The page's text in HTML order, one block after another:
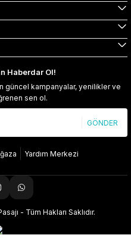
Haberdar Ol!
güncel kampanyalar, yenilikler ve
sen ol.
GÖNDER
Yardım Merkezi
- Tüm Hakları Saklıdır.